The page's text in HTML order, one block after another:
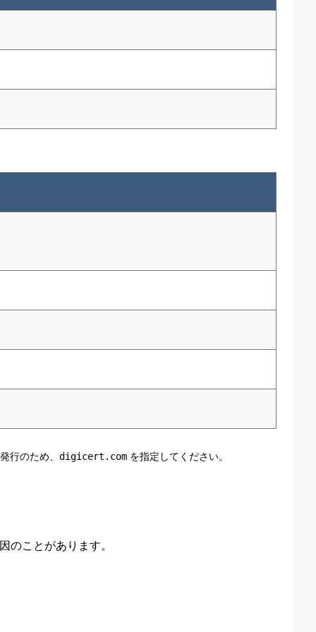
行のため、 digicert.com を指定してください。
のことがあります。